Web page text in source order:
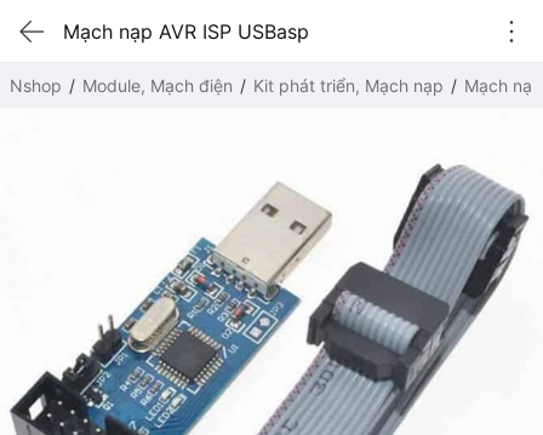
Mạch nạp AVR ISP USBasp
Nshop Module, Mạch điện Kit phát triển, Mạch nạp Mạch nạp